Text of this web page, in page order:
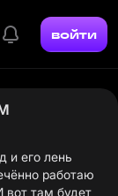
войти
и его лень
работаю
вот там будет